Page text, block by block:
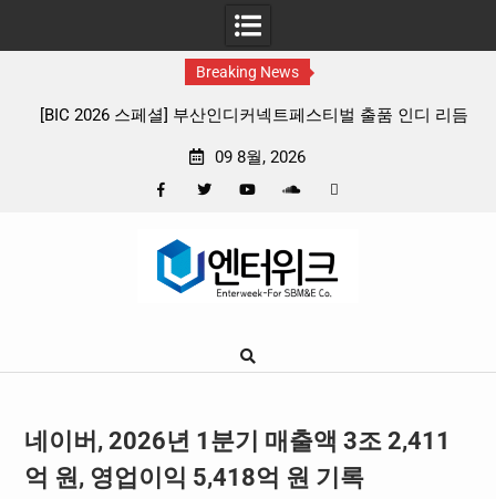
Breaking News
티벌 출품 인디 리듬
판타지 케이팝 애니메이션 ‘고스트밴드’ 8
09 8월, 2026
Google
네이버, 2026년 1분기 매출액 3조 2,411
억 원, 영업이익 5,418억 원 기록